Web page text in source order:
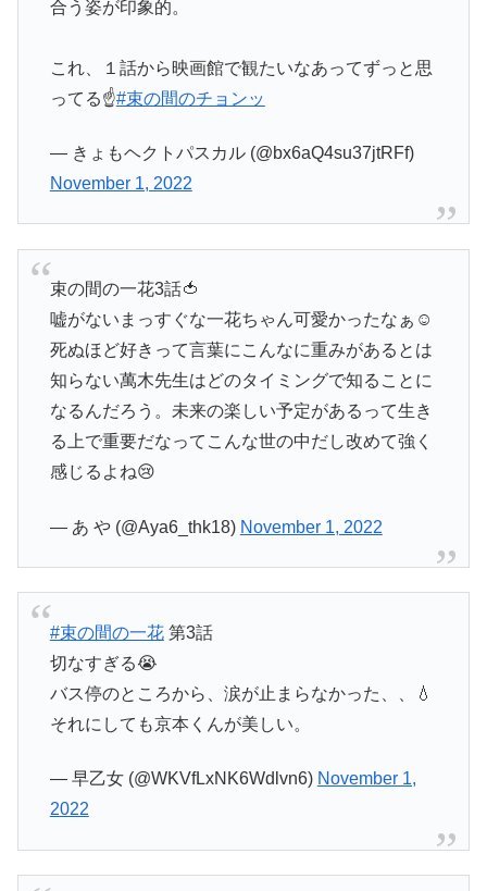
合う姿が印象的。
これ、１話から映画館で観たいなあってずっと思
ってる☝️#束の間のチョンッ
— きょもヘクトパスカル (@bx6aQ4su37jtRFf)
November 1, 2022
束の間の一花3話🍅
嘘がないまっすぐな一花ちゃん可愛かったなぁ☺️
死ぬほど好きって言葉にこんなに重みがあるとは
知らない萬木先生はどのタイミングで知ることに
なるんだろう。未来の楽しい予定があるって生き
る上で重要だなってこんな世の中だし改めて強く
感じるよね😢
— あ や (@Aya6_thk18) November 1, 2022
#束の間の一花第3話
切なすぎる😭
バス停のところから、涙が止まらなかった、、💧
それにしても京本くんが美しい。
— 早乙女 (@WKVfLxNK6Wdlvn6) November 1,
2022